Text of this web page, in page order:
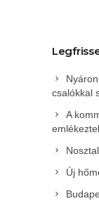
csalókkal
A
Új